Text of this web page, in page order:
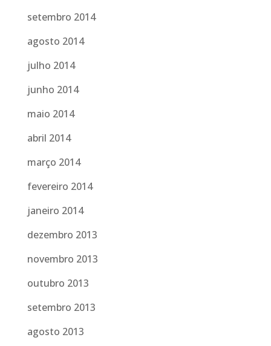
setembro 2014
agosto 2014
julho 2014
junho 2014
maio 2014
abril 2014
março 2014
fevereiro 2014
janeiro 2014
dezembro 2013
novembro 2013
outubro 2013
setembro 2013
agosto 2013